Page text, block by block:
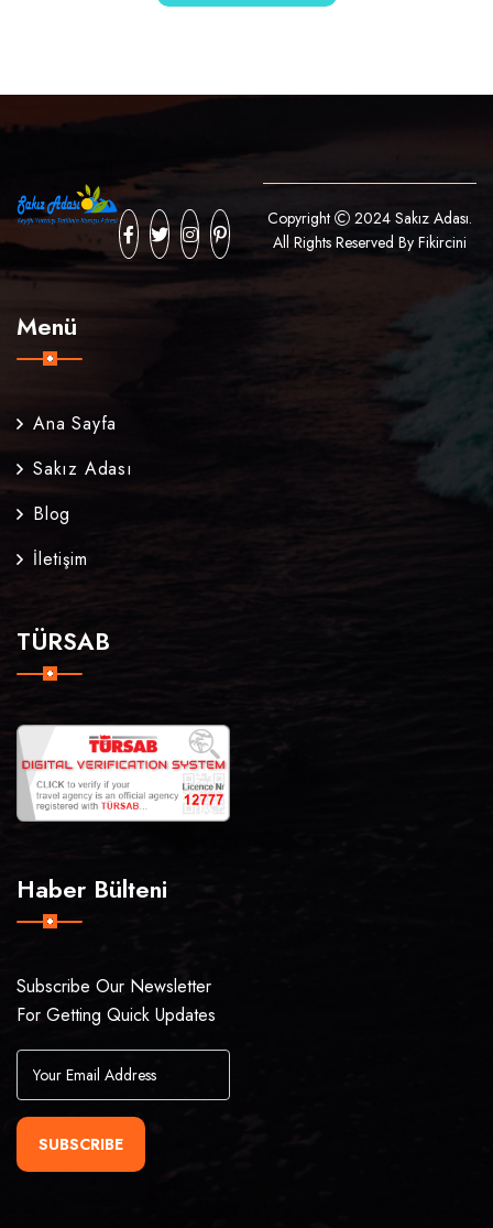
Menü
Ana Sayfa
Sakız Adası
Blog
İletişim
TÜRSAB
Haber Bülteni
Subscribe Our Newsletter
For Getting Quick Updates
SUBSCRIBE
Copyright
2024 Sakız Adası.
All Rights Reserved By Fikircini